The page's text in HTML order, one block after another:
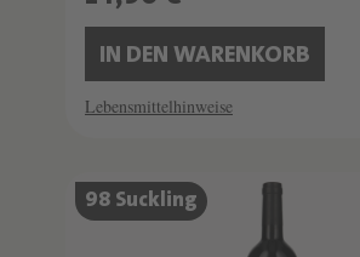
IN DEN WARENKORB
Lebensmittelhinweise
SCHATZKAMMER
LIMITIERT
98 Suckling